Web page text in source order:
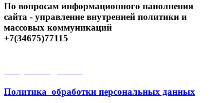
По вопросам информационного наполнения
сайта - управление внутренней политики и
массовых коммуникаций
+7(34675)77115
Политика обработки персональных данных